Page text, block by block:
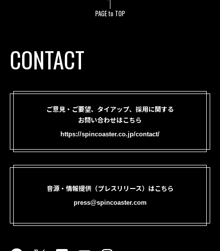
PAGE to TOP
CONTACT
ご意見・ご要望、タイアップ、採用に関する
お問い合わせはこちら
https://spincoaster.co.jp/contact/
音源・情報提供（プレスリリース）はこちら
press@spincoaster.com